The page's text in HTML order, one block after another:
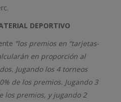
DEPORTIVO
“los premios en “tarjetas-
en proporción al
Jugando los 4 torneos
de los premios. Jugando 3
los premios, y jugando 2